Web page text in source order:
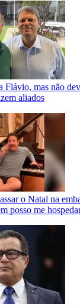
Flávio, mas não
aliados
o Natal na
posso me